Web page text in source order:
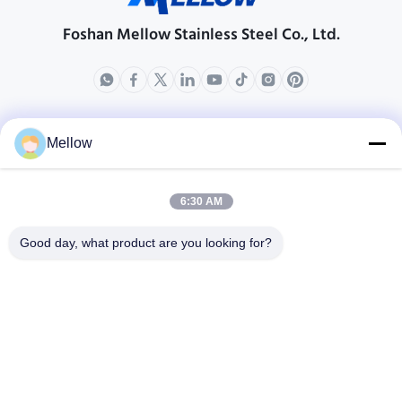
Foshan Mellow Stainless Steel Co., Ltd.
製品
企業紹介
生産現場
場合
Mellow
6:30 AM
Good day, what product are you looking for?